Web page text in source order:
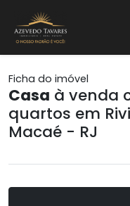
Ficha do imóvel
Casa à venda
quartos em
Macaé - RJ